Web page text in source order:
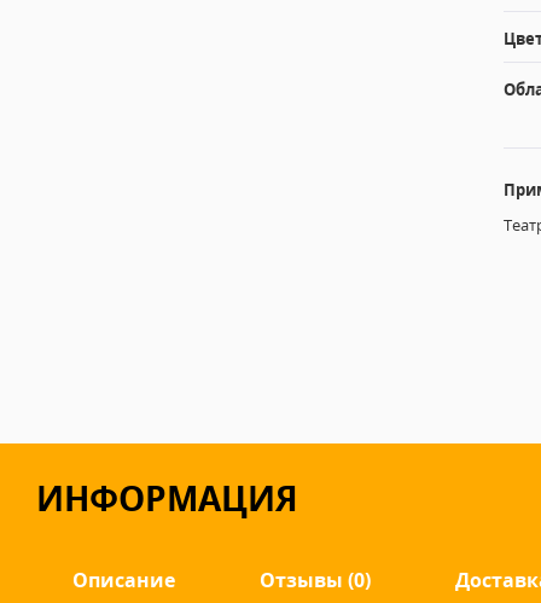
ИНФОРМАЦИЯ
Описание Отзывы (0)